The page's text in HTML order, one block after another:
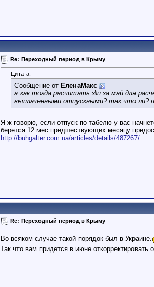
Re: Переходный период в Крыму
Цитата:
Сообщение от ЕленаМакс
а как тогда расчитать з\п за май для
выплаченными отпускными? так что ли?
Я ж говорю, если отпуск по табелю у вас
берется 12 мес.предшествующих месяцу
http://buhgalter.com.ua/articles/details/487267/
Re: Переходный период в Крыму
Во всяком случае такой порядок был в Украине.
Так что вам придется в июне откорректировать